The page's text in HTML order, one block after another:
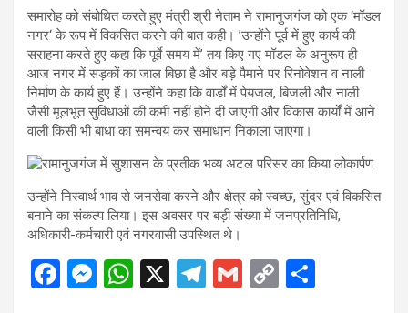
समारोह को संबोधित करते हुए मंत्री श्री नेताम ने रामानुजगंज को एक ‘मॉडल
नगर‘ के रूप में विकसित करने की बात कही। ’उन्होंने पूर्व में हुए कार्य की
सराहना करते हुए कहा कि पूर्वे समय में’ तय किए गए मॉडल के अनुरूप ही
आज नगर में सड़कों का जाल बिछा है और बड़े पैमाने पर रिनोवेशन व नाली
निर्माण के कार्य हुए हैं। उन्होंने कहा कि वार्डों में पेयजल, बिजली और नाली
जैसी मूलभूत सुविधाओं की कमी नहीं होने दी जाएगी और विकास कार्यों में आने
वाली किसी भी बाधा का समन्वय कर समाधान निकाला जाएगा।
उन्होंने निस्वार्थ भाव से जनसेवा करने और क्षेत्र को स्वच्छ, सुंदर एवं विकसित
बनाने का संकल्प लिया। इस अवसर पर बड़ी संख्या में जनप्रतिनिधि,
अधिकारी-कर्मचारी एवं नगरवासी उपस्थित थे।
F
M W X
T
G
C